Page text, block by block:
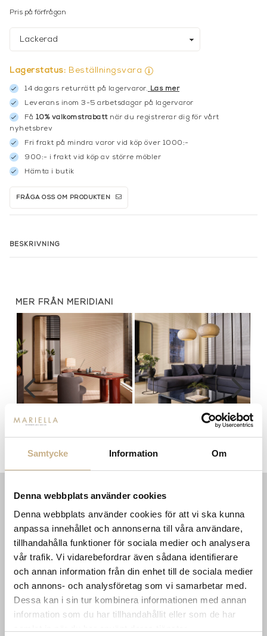
Samtycke Information Om
Denna webbplats använder cookies
Denna webbplats använder cookies för att vi ska kunna
anpassa innehållet och annonserna till våra användare,
tillhandahålla funktioner för sociala medier och analysera
vår trafik. Vi vidarebefordrar även sådana identifierare
och annan information från din enhet till de sociala medier
och annons- och analysföretag som vi samarbetar med.
Dessa kan i sin tur kombinera informationen med annan
information som du har tillhandahållit eller som de har
Pris på förfrågan
Lagerstatus: Beställningsvara
14 dagars returrätt på lagervaror. Läs mer
Leverans inom 3-5 arbetsdagar på lagervaror
Få 10% välkomstrabattnär du registrerar dig för vårt
nyhetsbrev
Fri frakt på mindra varor vid köp över 1000:-
900:- i frakt vid köp av större möbler
Hämta i butik
FRÅGA OSS OM PRODUKTEN
BESKRIVNING
MER FRÅN MERIDIANI
Skrivbord - Henry Soffbord - Frank
INFORMATION
Startsidan
Köpvillkor
Om oss
Kontakta oss
Sommarstängt
KONTAKT
MARIELLA INTERIORS
LILLA BROGATAN 9
033 10 75 76
info@mariellastore.se
Mån: 12-18
Tis-fre: 10-18